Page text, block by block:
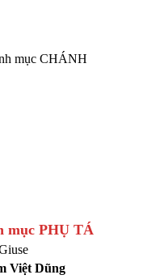
mục PHỤ TÁ
Việt Dũng